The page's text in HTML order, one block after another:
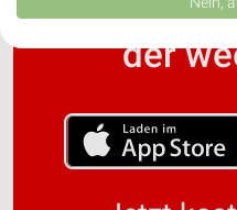
der
USA gesendet werden.
Website/App.
Wir nutzen Ihre Daten für folgende
IAB-Verarbeitungszwecke:
Speichern von oder Zugriff